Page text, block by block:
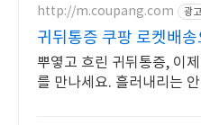
http://m.coupang.com 광고
귀뒤통증 쿠팡 로켓배
뿌옇고 흐린 귀뒤통증, 이
를 만나세요. 흘러내리는